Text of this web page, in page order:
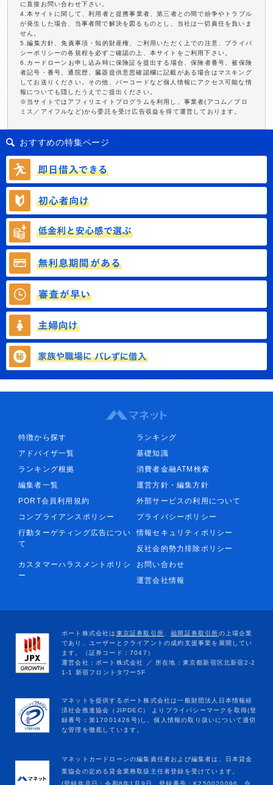
に直接お問い合わせ下さい。
4.本サイトに関して、利用者と提携事業者、第三者との間で紛争やトラブル
が発生した場合、当事者間で解決を図るものとし、当社は一切責任を負いま
せん。
5.編集方針、免責事項・知的財産権、ご利用いただく上での注意、プライバ
シーポリシーの各規程を必ずご確認の上、本サイトをご利用下さい。
6.カードローンお申し込み時に保険証を提出する場合、保険者番号、被保険
者記号・番号、通院歴、臓器提供意思確認欄に記載がある場合はマスキング
してお送りください。その他、バーコードなど個人情報にアクセス可能な情
報についても隠したうえでご提出ください。
※当サイトではアフィリエイトプログラムを利用し、事業者(アコム／プロ
ミス／アイフルなど)から委託を受け広告収益を得て運営しております。
おすすめの特集ページ
特徴から探す
ランキング
アドバイザ一覧
基礎知識
ランキング根拠
消費者金融ATM検索
編集者一覧
運営方針・編集方針
PORT会員利用規約
外部サービスの利用について
コンプライアンスポリシー
プライバシーポリシー
行動ターゲティング広告につい
て
情報セキュリティポリシー
反社会的勢力排除ポリシー
カスタマーハラスメントポリシ
ー
お問い合わせ
運営会社情報
マネットカードローンの編集責任者および編集者は、日本貸金
業協会の定める貸金業務取扱主任者登録を受けています。
(登録年月日：令和8年1月9日、登録番号：K250020096、合